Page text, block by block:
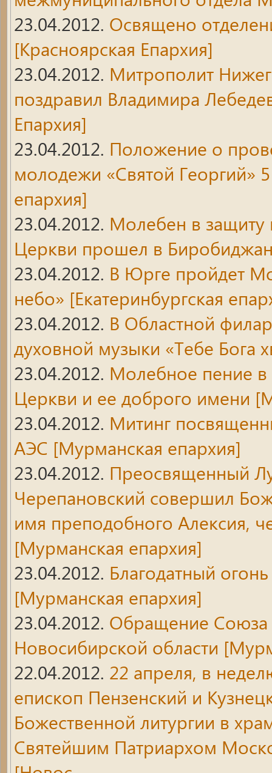
23.04.2012. Освящено
[Красноярская Епархия]
23.04.2012. Митрополит
поздравил Владимира
Епархия]
23.04.2012. Положение о
молодежи «Святой Георгий»
епархия]
23.04.2012. Молебен в защиту
Церкви прошел в
23.04.2012. В Юрге пройдет
небо» [Екатеринбургская
23.04.2012. В Областной
духовной музыки «Тебе Бога
23.04.2012. Молебное пение в
Церкви и ее доброго имени
23.04.2012. Митинг
АЭС [Мурманская епархия]
23.04.2012. Преосвященный
Черепановский совершил
имя преподобного Алексия,
[Мурманская епархия]
23.04.2012. Благодатный
[Мурманская епархия]
23.04.2012. Обращение
Новосибирской области
22.04.2012. 22 апреля, в
епископ Пензенский и
Божественной литургии в
Святейшим Патриархом